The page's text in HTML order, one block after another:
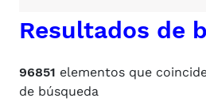
Resultados de
96851 elementos que
de búsqueda